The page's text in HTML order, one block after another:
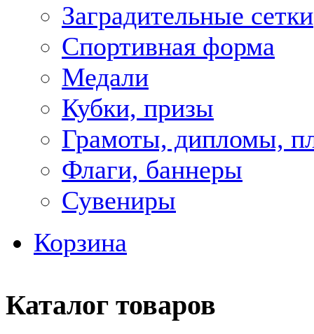
Заградительные сетки
Спортивная форма
Медали
Кубки, призы
Грамоты, дипломы,
Флаги, баннеры
Сувениры
Корзина
Каталог товаров